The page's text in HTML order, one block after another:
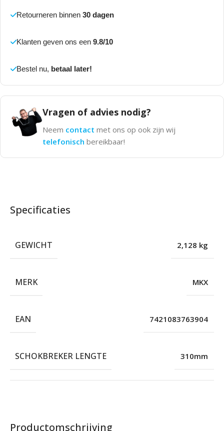
Retourneren binnen 30 dagen
Klanten geven ons een 9.8/10
Bestel nu, betaal later!
Vragen of advies nodig?
Neem contact met ons op ook zijn wij
telefonisch bereikbaar!
Productomschrijving
Specificaties
GEWICHT 2,128 kg
MERK MKX
EAN 7421083763904
SCHOKBREKER LENGTE 310mm